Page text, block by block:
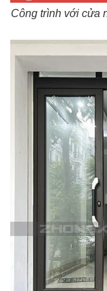
Công trình với cửa